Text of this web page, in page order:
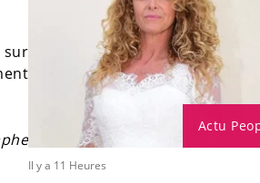
sur
Actu
Il y a 11 Heures